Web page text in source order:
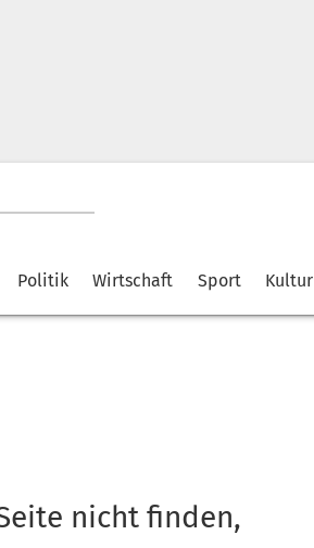
Politik Wirtschaft Sport Kultur
nicht finden,